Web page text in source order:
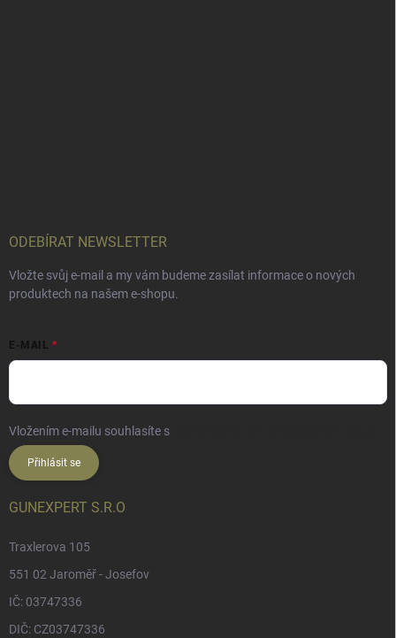
ODEBÍRAT NEWSLETTER
Vložte svůj e-mail a my vám budeme zasílat informace o nových
produktech na našem e-shopu.
E-MAIL
Vložením e-mailu souhlasíte s
Přihlásit se
GUNEXPERT S.R.O
Traxlerova 105
551 02 Jaroměř - Josefov
IČ: 03747336
DIČ: CZ03747336